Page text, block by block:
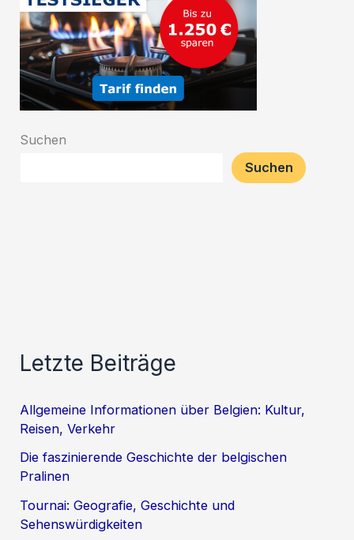
Suchen
Suchen
Letzte Beiträge
Allgemeine Informationen über Belgien: Kultur,
Reisen, Verkehr
Die faszinierende Geschichte der belgischen
Pralinen
Tournai: Geografie, Geschichte und
Sehenswürdigkeiten